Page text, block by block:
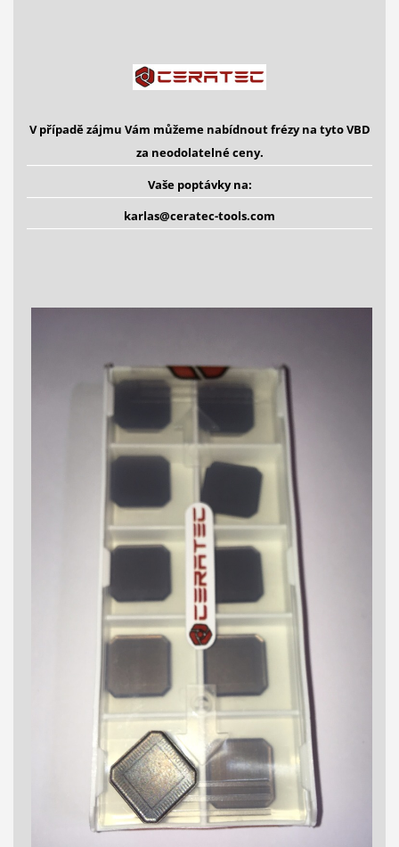
V případě zájmu Vám můžeme nabídnout frézy na tyto VBD
za neodolatelné ceny.
Vaše poptávky na:
karlas@ceratec-tools.com